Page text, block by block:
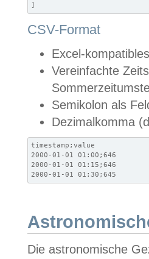
]
CSV-Format
Excel-
Vereinfachte
Semikolon als
Dezimalkomma
timestamp;value
2000-01-01 01:00;646
2000-01-01 01:15;646
2000-01-01 01:30;645
Die astronomische